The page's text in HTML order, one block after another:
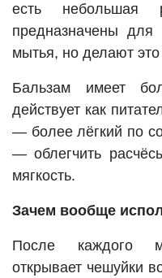
есть небольшая
предназначены
мытья, но делают это
Бальзам имеет
действует как
— более лёгкий по
— облегчить
мягкость.
Зачем вообще
После каждого
открывает чешуйки